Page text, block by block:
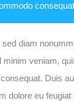
diam
veniam,
Duis
dolore eu